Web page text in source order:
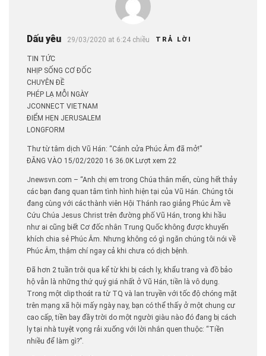
Dấu yêu 29/03/2020 at 6:24 chiều TRẢ LỜI
TIN TỨC
NHỊP SỐNG CƠ ĐỐC
CHUYÊN ĐỀ
PHÉP LẠ MỖI NGÀY
JCONNECT VIETNAM
ĐIỂM HẸN JERUSALEM
LONGFORM
Thư từ tâm dịch Vũ Hán: “Cánh cửa Phúc Âm đã mở!”
ĐĂNG VÀO 15/02/2020 16 36.0K Lượt xem 22
Jnewsvn.com – “Anh chị em trong Chúa thân mến, cùng hết thảy
các bạn đang quan tâm tình hình hiện tại của Vũ Hán. Chúng tôi
đang cùng với các thành viên Hội Thánh rao giảng Phúc Âm về
Cứu Chúa Jesus Christ trên đường phố Vũ Hán, trong khi hầu
như ai cũng biết Cơ đốc nhân Trung Quốc không được khuyến
khích chia sẻ Phúc Âm. Nhưng không có gì ngăn chúng tôi nói về
Phúc Âm, thậm chí ngay cả khi chưa có dịch bệnh.
Đã hơn 2 tuần trôi qua kể từ khi bị cách ly, khẩu trang và đồ bảo
hộ vẫn là những thứ quý giá nhất ở Vũ Hán, tiền là vô dụng.
Trong một clip thoát ra từ TQ và lan truyền với tốc độ chóng mặt
trên mạng xã hội mấy ngày nay, bạn có thể thấy ở một chung cư
cao cấp, tiền bay đầy trời do một người giàu nào đó đang bị cách
ly tại nhà tuyệt vọng rải xuống với lời nhắn quen thuộc: “Tiền
nhiều để làm gì?”.